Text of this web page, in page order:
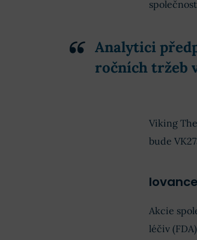
Analytici
ročních tržeb
Viking
bude
Akcie
léčiv